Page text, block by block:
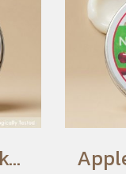
Mango with Sticky Rice Flavored Lip Balm